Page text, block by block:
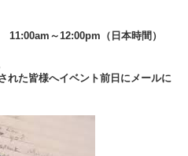
11:00am～12:00pm（日本時間）
た皆様へイベント前日にメールに